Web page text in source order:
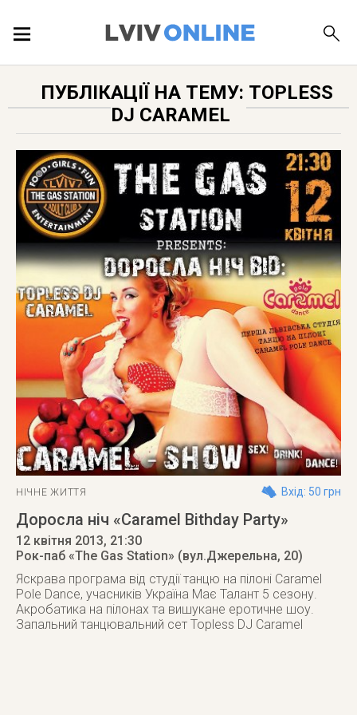
ПУБЛІКАЦІЇ
ДОВІДКА
ПУБЛІКАЦІЇ НА ТЕМУ: TOPLESS
DJ CARAMEL
НІЧНЕ ЖИТТЯ Вхід: 50 грн
Доросла ніч «Caramel Bithday Party»
12 квітня 2013, 21:30
Рок-паб «The Gas Station» (вул.Джерельна, 20)
Яскрава програма від студії танцю на пілоні Caramel
Pole Dance, учасників Україна Має Талант 5 сезону.
Акробатика на пілонах та вишукане еротичне шоу.
Запальний танцювальний сет Topless DJ Caramel